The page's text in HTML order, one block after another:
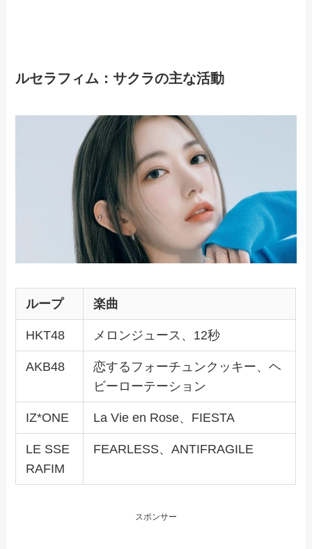
ルセラフィム：サクラの主な活動
ループ 楽曲
HKT48 メロンジュース、12秒
AKB48
恋するフォーチュンクッキー、ヘ
ビーローテーション
IZ*ONE La Vie en Rose、FIESTA
LE SSE
RAFIM
FEARLESS、ANTIFRAGILE
スポンサー